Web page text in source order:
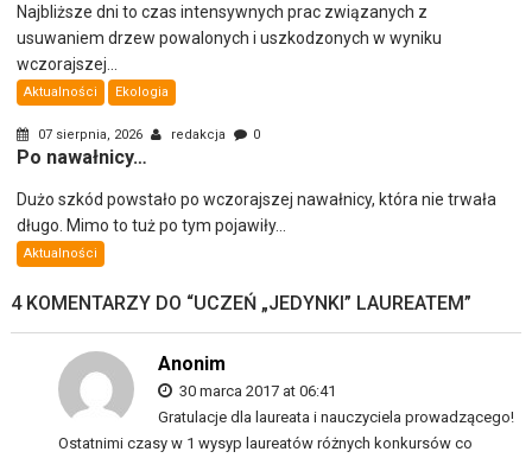
Najbliższe dni to czas intensywnych prac związanych z
usuwaniem drzew powalonych i uszkodzonych w wyniku
wczorajszej...
Aktualności Ekologia
07 sierpnia, 2026 redakcja 0
Po nawałnicy…
Dużo szkód powstało po wczorajszej nawałnicy, która nie trwała
długo. Mimo to tuż po tym pojawiły...
Aktualności
4 KOMENTARZY DO “UCZEŃ „JEDYNKI” LAUREATEM”
Anonim
30 marca 2017 at 06:41
Gratulacje dla laureata i nauczyciela prowadzącego!
Ostatnimi czasy w 1 wysyp laureatów różnych konkursów co